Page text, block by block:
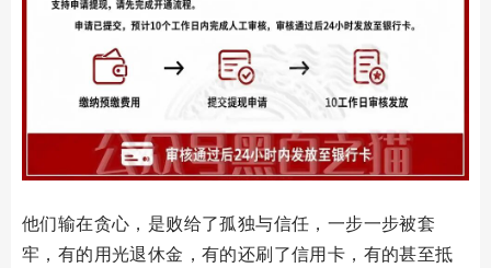
他们输在贪心，是败给了孤独与信任，一步一步被套
牢，有的用光退休金，有的还刷了信用卡，有的甚至抵